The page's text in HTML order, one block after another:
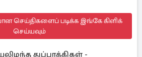
செய்திகளைப் படிக்க இங்கே கிளிக்
செய்யவும்
துப்பாக்கிகள் -